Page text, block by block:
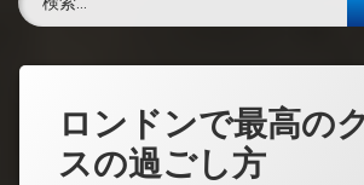
掲示板
ロンドンで最高の
スの過ごし方